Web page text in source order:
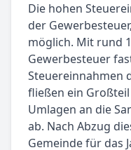
Die hohen
der
möglich. Mit rund
Gewerbesteuer
Steuereinnahmen
fließen ein
Umlagen an die
ab. Nach Abzug
Gemeinde für das